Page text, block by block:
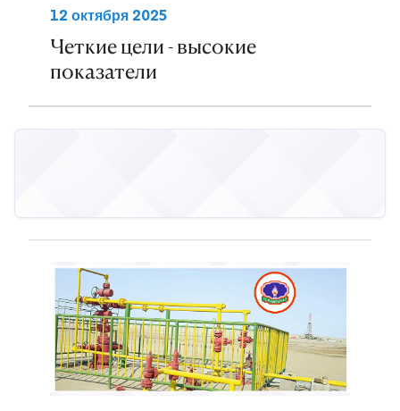
12 октября 2025
Четкие цели - высокие
показатели